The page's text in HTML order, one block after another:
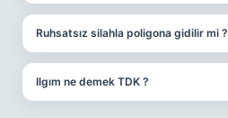
Ruhsatsız silahla poligona gidilir mi ?
Ilgım ne demek TDK ?